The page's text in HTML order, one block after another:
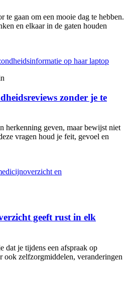
te gaan om een mooie dag te hebben.
en elkaar in de gaten houden
zonder je te
herkenning geven, maar bewijst niet
vragen houd je feit, gevoel en
geeft rust in elk
dat je tijdens een afspraak op
ook zelfzorgmiddelen, veranderingen